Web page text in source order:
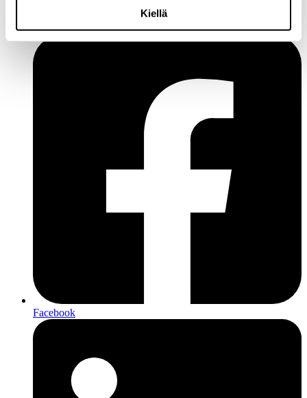
Kiellä
Facebook